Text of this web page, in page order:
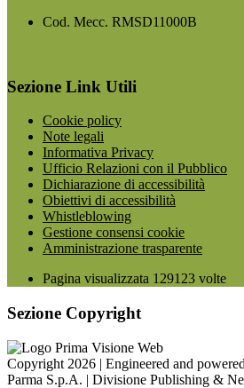
Cod. Mecc. RMSD11000B
Sezione Link Utili
Cookie policy
Note legali
Informativa Privacy
Ufficio Relazioni con il Pubblico
Dichiarazione di accessibilità
Obiettivi di accessibilità
Whistleblowing
Gestione consensi cookie
Amministrazione trasparente
Pagina visualizzata 129123 volte
Sezione Copyright
Copyright 2026 | Engineered and
Parma S.p.A. | Divisione Publishing &